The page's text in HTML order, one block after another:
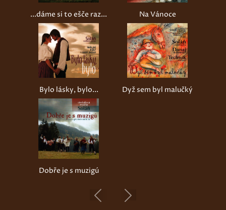
...dáme si to ešče raz... Na Vánoce
Bylo lásky, bylo... Dyž sem byl malučký
Dobře je s muzigú
Previous